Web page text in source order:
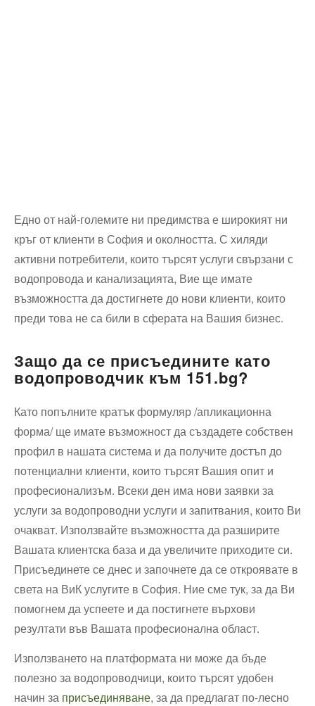
Едно от най-големите ни предимства е широкият ни
кръг от клиенти в София и околността. С хиляди
активни потребители, които търсят услуги свързани с
водопровода и канализацията, Вие ще имате
възможността да достигнете до нови клиенти, които
преди това не са били в сферата на Вашия бизнес.
Защо да се присъедините като
водопроводчик към 151.bg?
Като попълните кратък формуляр /апликационна
форма/ ще имате възможност да създадете собствен
профил в нашата система и да получите достъп до
потенциални клиенти, които търсят Вашия опит и
професионализъм. Всеки ден има нови заявки за
услуги за водопроводни услуги и запитвания, които Ви
очакват. Използвайте възможността да разширите
Вашата клиентска база и да увеличите приходите си.
Присъединете се днес и започнете да се откроявате в
света на ВиК услугите в София. Ние сме тук, за да Ви
помогнем да успеете и да постигнете върхови
резултати във Вашата професионална област.
Използването на платформата ни може да бъде
полезно за водопроводчици, които търсят удобен
начин за присъединяване, за да предлагат по-лесно